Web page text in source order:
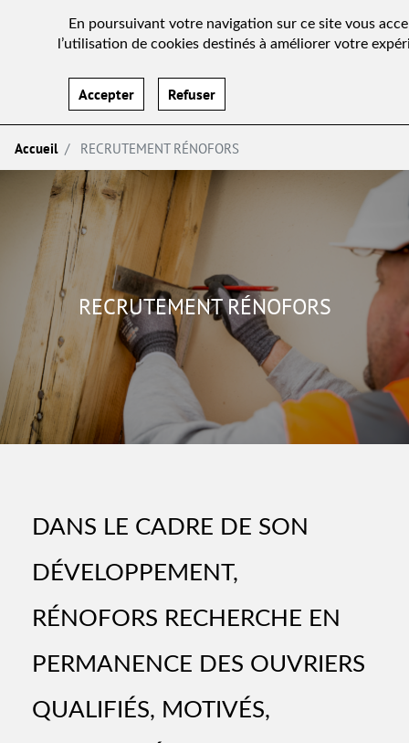
En poursuivant votre navigation sur ce site vous
l’utilisation de cookies destinés à améliorer votre
Accepter Refuser
Accueil RECRUTEMENT RÉNOFORS
RECRUTEMENT RÉNOFORS
DANS LE CADRE DE SON
DÉVELOPPEMENT,
RÉNOFORS RECHERCHE EN
PERMANENCE DES OUVRIERS
QUALIFIÉS, MOTIVÉS,